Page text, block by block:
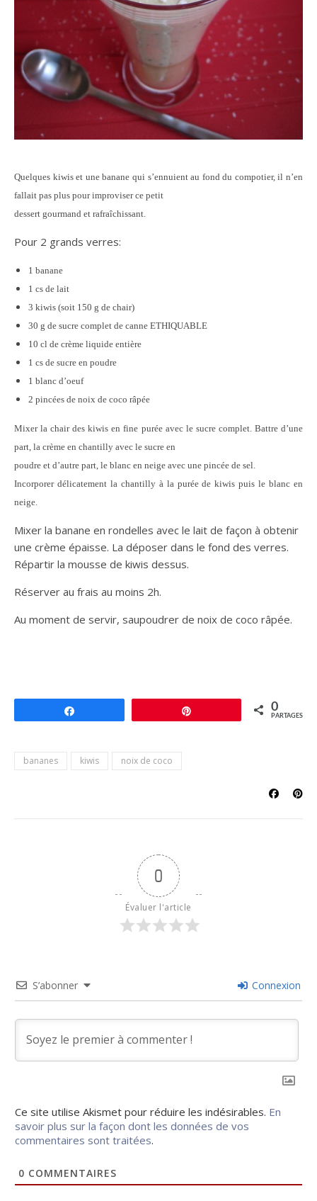
Quelques kiwis et une banane qui s’ennuient au fond du compotier, il n’en
fallait pas plus pour improviser ce petit
dessert gourmand et rafraîchissant.
Pour 2 grands verres:
1 banane
1 cs de lait
3 kiwis (soit 150 g de chair)
30 g de sucre complet de canne ETHIQUABLE
10 cl de crème liquide entière
1 cs de sucre en poudre
1 blanc d’oeuf
2 pincées de noix de coco râpée
Mixer la chair des kiwis en fine purée avec le sucre complet. Battre d’une
part, la crème en chantilly avec le sucre en
poudre et d’autre part, le blanc en neige avec une pincée de sel.
Incorporer délicatement la chantilly à la purée de kiwis puis le blanc en
neige.
Mixer la banane en rondelles avec le lait de façon à obtenir
une crème épaisse. La déposer dans le fond des verres.
Répartir la mousse de kiwis dessus.
Réserver au frais au moins 2h.
Au moment de servir, saupoudrer de noix de coco râpée.
0
PARTAGES
bananes kiwis noix de coco
0
Évaluer l'article
S’abonner Connexion
Ce site utilise Akismet pour réduire les indésirables. En
savoir plus sur la façon dont les données de vos
commentaires sont traitées.
0 COMMENTAIRES